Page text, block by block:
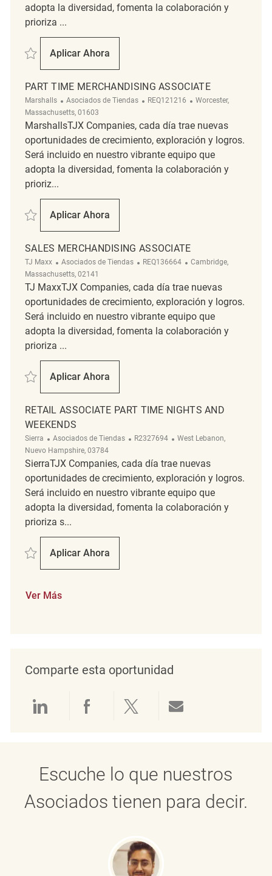
adopta la diversidad, fomenta la colaboración y
prioriza ...
Salvar part time merchandising associate REQ131059
Aplicar Ahora
Part Time Merchandising Associate
PART TIME MERCHANDISING ASSOCIATE
Marshalls Categoría
Asociados de Tiendas ReqId
REQ121216 Ubicación
Worcester,
Massachusetts, 01603
MarshallsTJX Companies, cada día trae nuevas
oportunidades de crecimiento, exploración y logros.
Será incluido en nuestro vibrante equipo que
adopta la diversidad, fomenta la colaboración y
prioriz...
Salvar Part Time Merchandising Associate REQ121216
Aplicar Ahora
Part Time Merchandising Associate
SALES MERCHANDISING ASSOCIATE
TJ Maxx Categoría
Asociados de Tiendas ReqId
REQ136664 Ubicación
Cambridge,
Massachusetts, 02141
TJ MaxxTJX Companies, cada día trae nuevas
oportunidades de crecimiento, exploración y logros.
Será incluido en nuestro vibrante equipo que
adopta la diversidad, fomenta la colaboración y
prioriza ...
Salvar Sales Merchandising Associate REQ136664
Aplicar Ahora
Sales Merchandising Associate
RETAIL ASSOCIATE PART TIME NIGHTS AND
WEEKENDS
Sierra Categoría
Asociados de Tiendas ReqId
R2327694 Ubicación
West Lebanon,
Nuevo Hampshire, 03784
SierraTJX Companies, cada día trae nuevas
oportunidades de crecimiento, exploración y logros.
Será incluido en nuestro vibrante equipo que
adopta la diversidad, fomenta la colaboración y
prioriza s...
Salvar Retail Associate Part Time Nights and Weekends R2327694
Aplicar Ahora
Retail Associate Part Time Nights And
Ver Más
Comparte esta oportunidad
Compartir a través de LinkedIn
Compartir a través de
Compartir a través
Escuche lo que nuestros
Asociados tienen para decir.